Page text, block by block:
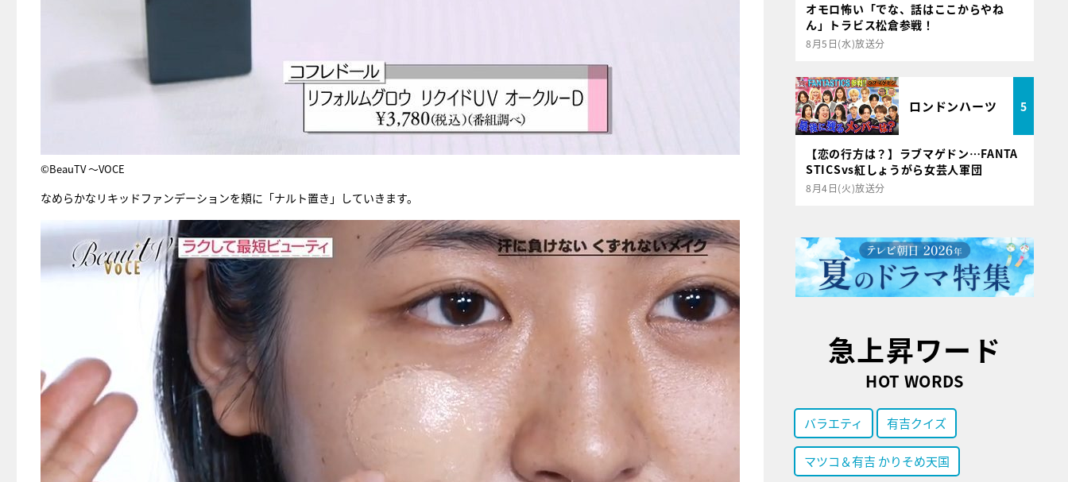
©BeauTV ～VOCE
なめらかなリキッドファンデーションを頬に「ナルト置き」していきます。
オモロ怖い「でな、話はここからやね
ん」トラビス松倉参戦！
8月5日(水)放送分
ロンドンハーツ 5
【恋の行方は？】ラブマゲドン…FANTA
STICSvs紅しょうがら女芸人軍団
8月4日(火)放送分
急上昇ワード
HOT WORDS
バラエティ 有吉クイズ
マツコ＆有吉 かりそめ天国